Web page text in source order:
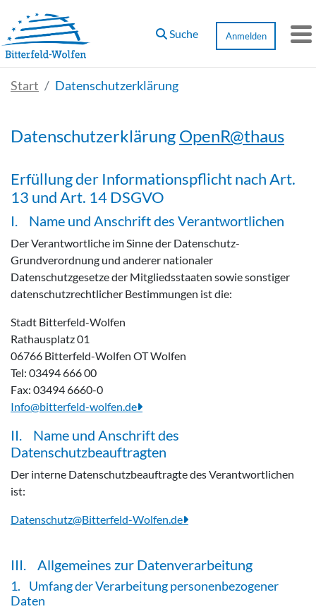
Zum Hauptinhalt springen
Suche
Anmelden
Start Datenschutzerklärung
Datenschutzerklärung OpenR@thaus
Erfüllung der Informationspflicht nach Art.
13 und Art. 14 DSGVO
I. Name und Anschrift des Verantwortlichen
Der Verantwortliche im Sinne der Datenschutz-
Grundverordnung und anderer nationaler
Datenschutzgesetze der Mitgliedsstaaten sowie sonstiger
datenschutzrechtlicher Bestimmungen ist die:
Stadt Bitterfeld-Wolfen
Rathausplatz 01
06766 Bitterfeld-Wolfen OT Wolfen
Tel: 03494 666 00
Fax: 03494 6660-0
Info@bitterfeld-wolfen.de
II. Name und Anschrift des
Datenschutzbeauftragten
Der interne Datenschutzbeauftragte des Verantwortlichen
ist:
Datenschutz@Bitterfeld-Wolfen.de
III. Allgemeines zur Datenverarbeitung
1. Umfang der Verarbeitung personenbezogener
Daten